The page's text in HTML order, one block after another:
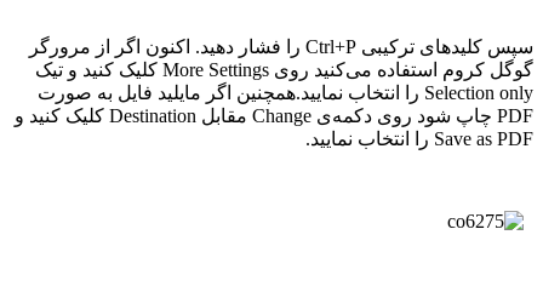
سپس کلیدهای ترکیبی Ctrl+P را فشار دهید. اکنون اگر از مرورگر
گوگل کروم استفاده می‌کنید روی More Settings کلیک کنید و تیک
Selection only را انتخاب نمایید.همچنین اگر مایلید فایل به صورت
PDF چاپ شود روی دکمه‌ی Change مقابل Destination کلیک کنید و
Save as PDF را انتخاب نمایید.